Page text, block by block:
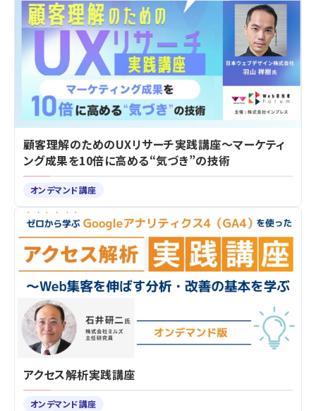
顧客理解のためのUXリサーチ実践講座～マーケティ
ング成果を10倍に高める“気づき”の技術
オンデマンド講座
アクセス解析実践講座
オンデマンド講座